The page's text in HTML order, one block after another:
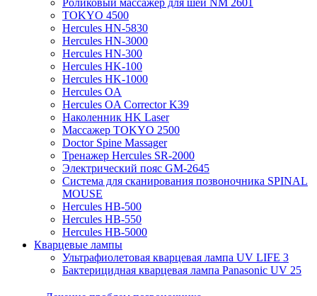
Роликовый массажер для шеи NM 2601
TOKYO 4500
Hercules HN-5830
Hercules HN-3000
Hercules HN-300
Hercules HK-100
Hercules HK-1000
Hercules OA
Hercules OA Corrector K39
Наколенник HK Laser
Массажер TOKYO 2500
Doctor Spine Massager
Тренажер Hercules SR-2000
Электрический пояс GM-2645
Система для сканирования позвоночника SPINAL
MOUSE
Hercules HB-500
Hercules HB-550
Hercules HB-5000
Кварцевые лампы
Ультрафиолетовая кварцевая лампа UV LIFE 3
Бактерицидная кварцевая лампа Panasonic UV 25